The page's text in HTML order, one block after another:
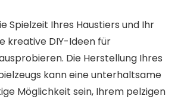
Spielzeit Ihres Haustiers und Ihr
kreative DIY-Ideen für
Die Herstellung Ihres
kann eine unterhaltsame
Möglichkeit sein, Ihrem pelzigen